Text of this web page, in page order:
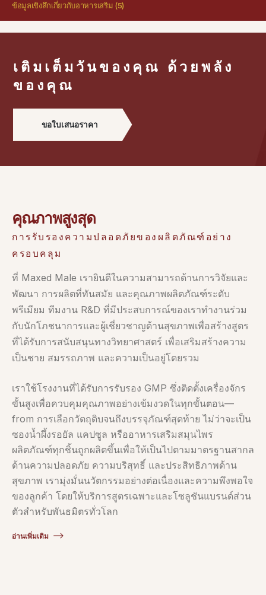
ข้อมูลเชิงลึกเกี่ยวกับอาหารเสริม (5)
เติมเต็มวันของคุณ ด้วยพลัง
ของคุณ
ขอใบเสนอราคา
คุณภาพสูงสุด
การรับรองความปลอดภัยของผลิตภัณฑ์อย่าง
ครอบคลุม
ที่ Maxed Male เรายินดีในความสามารถด้านการวิจัยและ
พัฒนา การผลิตที่ทันสมัย และคุณภาพผลิตภัณฑ์ระดับ
พรีเมียม ทีมงาน R&D ที่มีประสบการณ์ของเราทำงานร่วม
กับนักโภชนาการและผู้เชี่ยวชาญด้านสุขภาพเพื่อสร้างสูตร
ที่ได้รับการสนับสนุนทางวิทยาศาสตร์ เพื่อเสริมสร้างความ
เป็นชาย สมรรถภาพ และความเป็นอยู่โดยรวม
เราใช้โรงงานที่ได้รับการรับรอง GMP ซึ่งติดตั้งเครื่องจักร
ขั้นสูงเพื่อควบคุมคุณภาพอย่างเข้มงวดในทุกขั้นตอน—
from การเลือกวัตถุดิบจนถึงบรรจุภัณฑ์สุดท้าย ไม่ว่าจะเป็น
ซองน้ำผึ้งรอยัล แคปซูล หรืออาหารเสริมสมุนไพร
ผลิตภัณฑ์ทุกชิ้นถูกผลิตขึ้นเพื่อให้เป็นไปตามมาตรฐานสากล
ด้านความปลอดภัย ความบริสุทธิ์ และประสิทธิภาพด้าน
สุขภาพ เรามุ่งมั่นนวัตกรรมอย่างต่อเนื่องและความพึงพอใจ
ของลูกค้า โดยให้บริการสูตรเฉพาะและโซลูชันแบรนด์ส่วน
ตัวสำหรับพันธมิตรทั่วโลก
อ่านเพิ่มเติม